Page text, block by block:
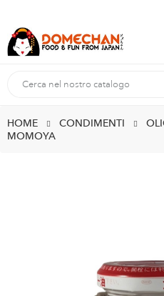
HOME CONDIMENTI
MOMOYA